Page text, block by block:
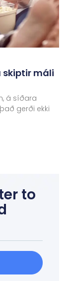
skiptir máli
á síðara
gerði ekki
to